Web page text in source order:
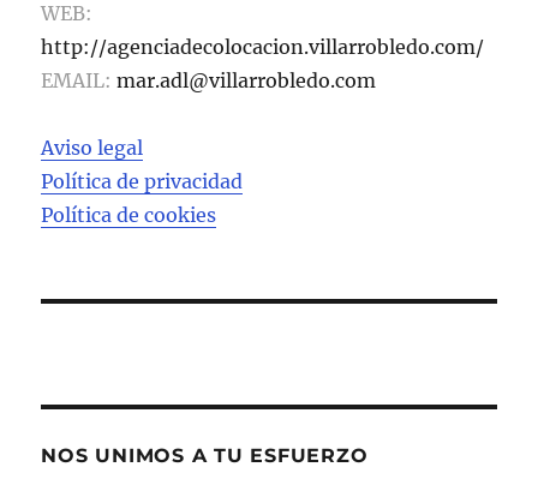
WEB:
http://agenciadecolocacion.villarrobledo.com/
EMAIL: mar.adl@villarrobledo.com
Aviso legal
Política de privacidad
Política de cookies
NOS UNIMOS A TU ESFUERZO